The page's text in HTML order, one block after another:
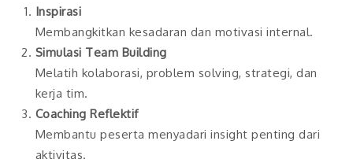
Inspirasi
Membangkitkan kesadaran dan motivasi internal.
Simulasi Team Building
Melatih kolaborasi, problem solving, strategi, dan
kerja tim.
Coaching Reflektif
Membantu peserta menyadari insight penting dari
aktivitas.